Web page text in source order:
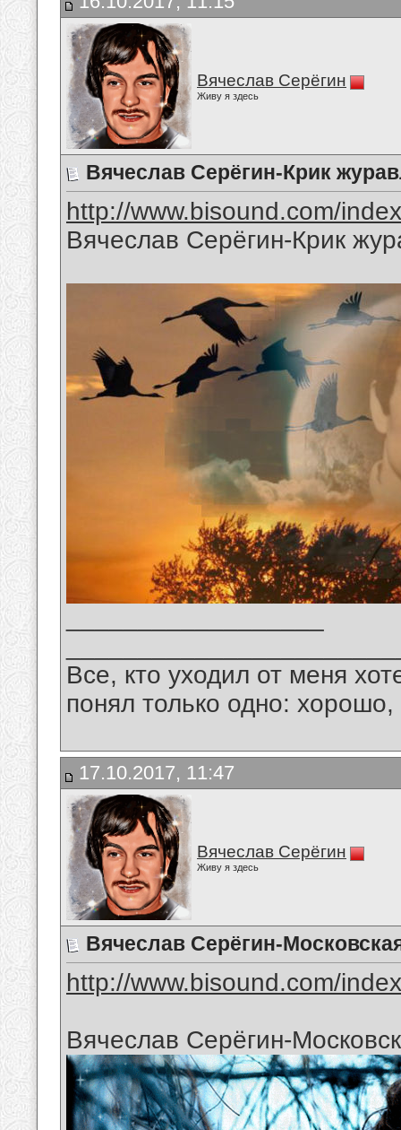
Вячеслав Серёгин
Живу я здесь
Вячеслав Серёгин-Крик
http://www.bisound.com/
Вячеслав Серёгин-Крик
Все, кто уходил от меня
понял только одно:
17.10.2017, 11:47
Вячеслав Серёгин
Живу я здесь
Вячеслав Серёгин-
http://www.bisound.com/
Вячеслав Серёгин-